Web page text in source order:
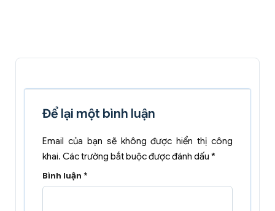
Để lại một bình luận
Email của bạn sẽ không được hiển thị công
khai. Các trường bắt buộc được đánh dấu *
Bình luận *